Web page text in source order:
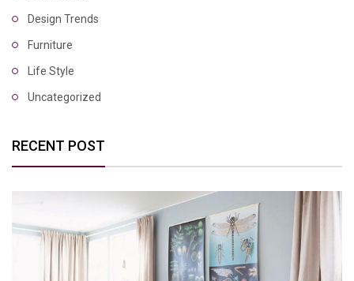
Design Trends
Furniture
Life Style
Uncategorized
RECENT POST